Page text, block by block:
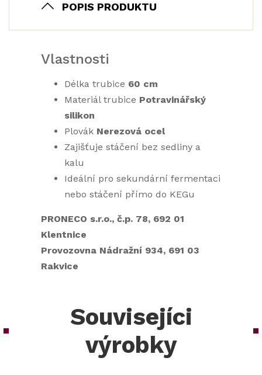
POPIS PRODUKTU
Vlastnosti
Délka trubice 60 cm
Materiál trubice Potravinářský
silikon
Plovák Nerezová ocel
Zajišťuje stáčení bez sedliny a
kalu
Ideální pro sekundární fermentaci
nebo stáčení přímo do KEGu
PRONECO s.r.o., č.p. 78, 692 01
Klentnice
Provozovna Nádražní 934, 691 03
Rakvice
Souvisejíci
výrobky